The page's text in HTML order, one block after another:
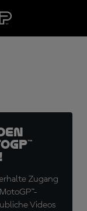
Zugang
Videos